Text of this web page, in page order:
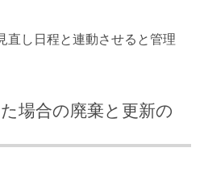
直し日程と連動させると管理
場合の廃棄と更新の